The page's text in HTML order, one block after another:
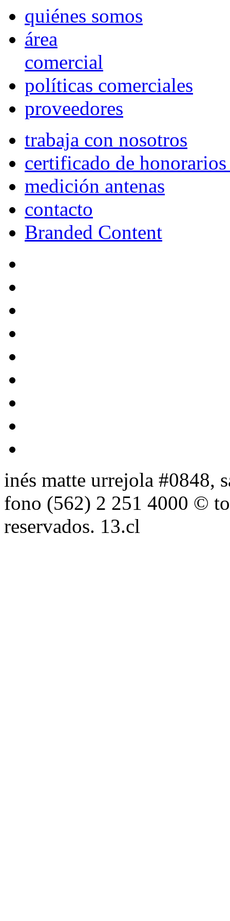
quiénes somos
área
comercial
políticas comerciales
proveedores
trabaja con nosotros
certificado de
medición antenas
contacto
Branded Content
inés matte urrejola #0848,
fono (562) 2 251 4000 ©
reservados. 13.cl